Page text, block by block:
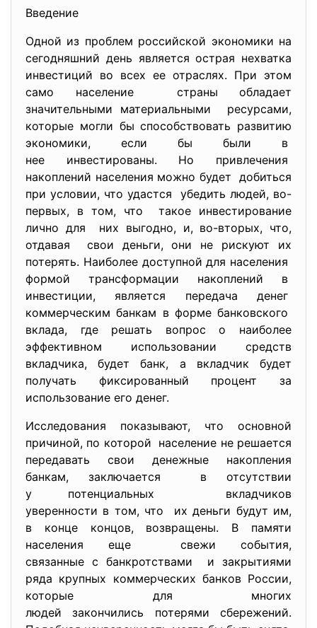
Введение
Одной из проблем российской экономики на
сегодняшний день является острая нехватка
инвестиций во всех ее отраслях. При этом
само население страны обладает
значительными материальными ресурсами,
которые могли бы способствовать развитию
экономики, если бы были в
нее инвестированы. Но привлечения
накоплений населения можно будет добиться
при условии, что удастся убедить людей, во-
первых, в том, что такое инвестирование
лично для них выгодно, и, во-вторых, что,
отдавая свои деньги, они не рискуют их
потерять. Наиболее доступной для населения
формой трансформации накоплений в
инвестиции, является передача денег
коммерческим банкам в форме банковского
вклада, где решать вопрос о наиболее
эффективном использовании средств
вкладчика, будет банк, а вкладчик будет
получать фиксированный процент за
использование его денег.
Исследования показывают, что основной
причиной, по которой население не решается
передавать свои денежные накопления
банкам, заключается в отсутствии
у потенциальных вкладчиков
уверенности в том, что их деньги будут им,
в конце концов, возвращены. В памяти
населения еще свежи события,
связанные с банкротствами и закрытиями
ряда крупных коммерческих банков России,
которые для многих
людей закончились потерями сбережений.